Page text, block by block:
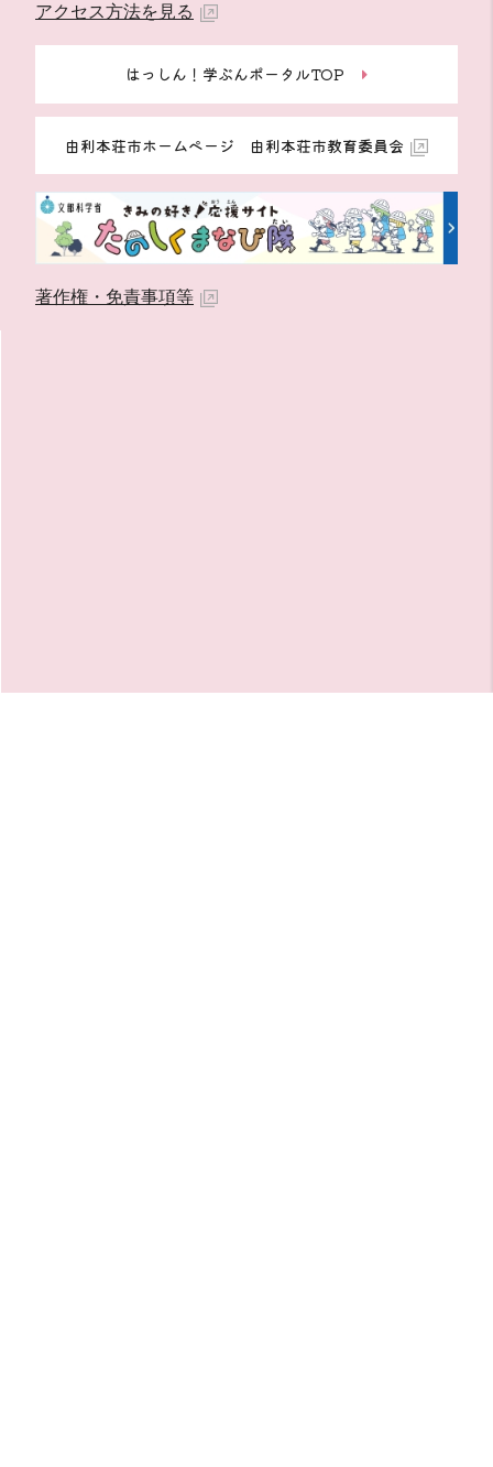
アクセス方法を見る
はっしん！学ぶんポータルTOP
由利本荘市ホームページ 由利本荘市教育委員会
著作権・免責事項等